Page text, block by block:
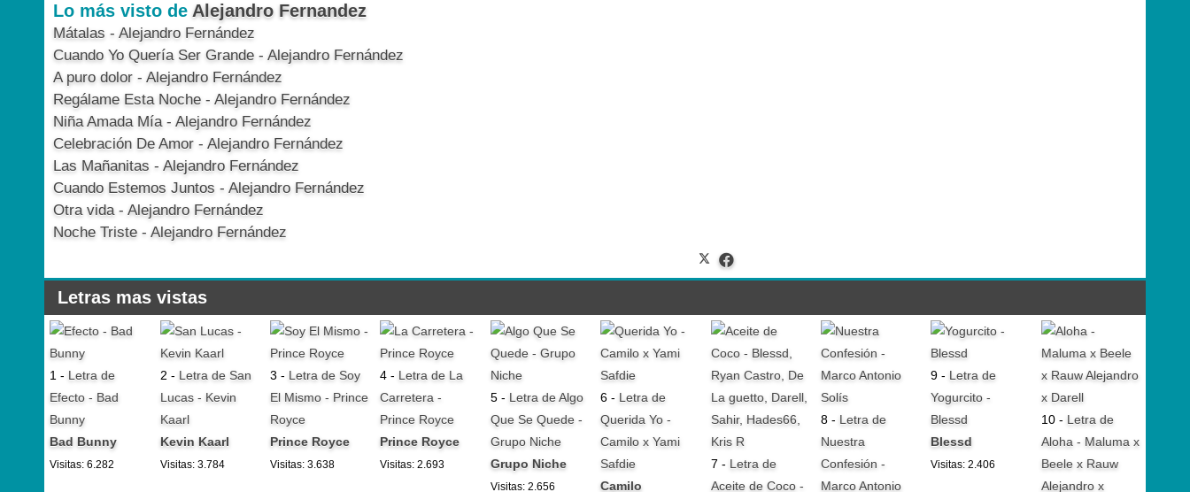
Lo más visto de Alejandro Fernandez
Mátalas - Alejandro Fernández
Cuando Yo Quería Ser Grande - Alejandro Fernández
A puro dolor - Alejandro Fernández
Regálame Esta Noche - Alejandro Fernández
Niña Amada Mía - Alejandro Fernández
Celebración De Amor - Alejandro Fernández
Las Mañanitas - Alejandro Fernández
Cuando Estemos Juntos - Alejandro Fernández
Otra vida - Alejandro Fernández
Noche Triste - Alejandro Fernández
Letras mas vistas
1 - Letra de
Efecto - Bad
Bunny
Bad Bunny
Visitas: 6.282
2 - Letra de San
Lucas - Kevin
Kaarl
Kevin Kaarl
Visitas: 3.784
3 - Letra de Soy
El Mismo - Prince
Royce
Prince Royce
Visitas: 3.638
4 - Letra de La
Carretera -
Prince Royce
Prince Royce
Visitas: 2.693
5 - Letra de Algo
Que Se Quede -
Grupo Niche
Grupo Niche
Visitas: 2.656
6 - Letra de
Querida Yo -
Camilo x Yami
Safdie
Camilo
7 - Letra de
Aceite de Coco -
8 - Letra de
Nuestra
Confesión -
Marco Antonio
9 - Letra de
Yogurcito -
Blessd
Blessd
Visitas: 2.406
10 - Letra de
Aloha - Maluma x
Beele x Rauw
Alejandro x